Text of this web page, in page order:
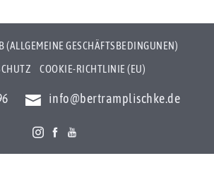
(ALLGEMEINE GESCHÄFTSBEDINGUNEN)
COOKIE-RICHTLINIE (EU)
info@bertramplischke.de
Individualfotografie